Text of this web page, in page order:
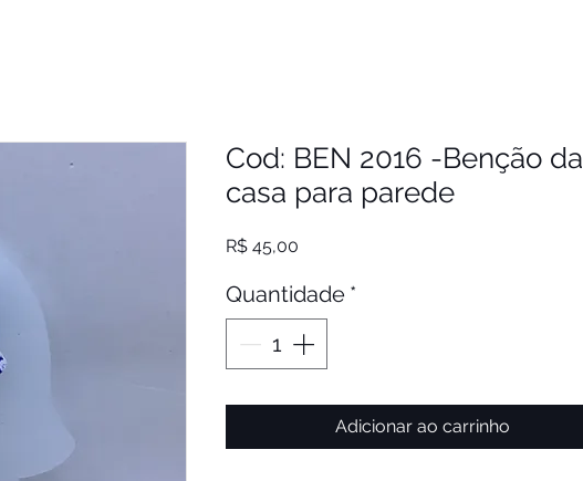
Cod: BEN 2016 -Benção da
casa para parede
R$ 45,00
Quantidade *
Adicionar ao carrinho